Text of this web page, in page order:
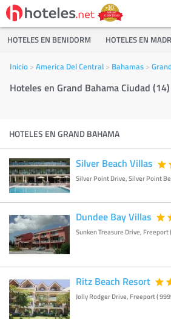
HOTELES EN BENIDORM HOTELES EN
Inicio America Del Central Bahamas
Hoteles en Grand Bahama Ciudad
HOTELES EN GRAND BAHAMA
Silver Beach Villas
Silver Point Drive, Silver Point
Dundee Bay Villas
Sunken Treasure Drive, Freeport
Ritz Beach Resort
Jolly Rodger Drive, Freeport (